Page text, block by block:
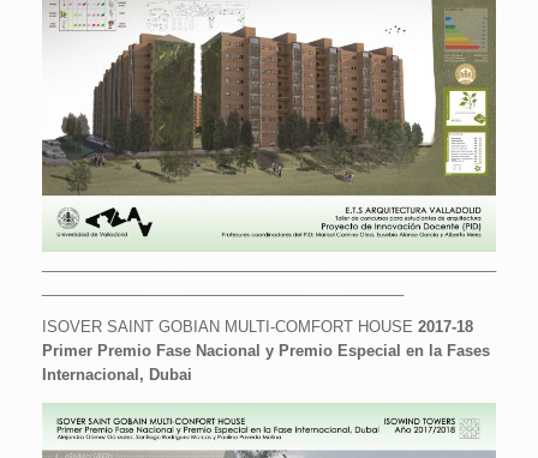
ISOVER SAINT GOBIAN MULTI-COMFORT HOUSE 2017-18
Primer Premio Fase Nacional y Premio Especial en la Fases
Internacional, Dubai